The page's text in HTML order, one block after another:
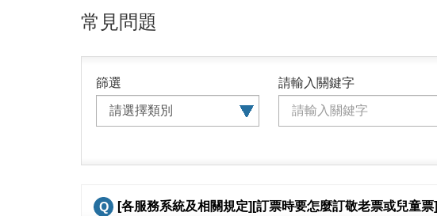
常見問題
篩選 請輸入關鍵字
[各服務系統及相關規定][訂票時要怎麼訂敬老票或兒童